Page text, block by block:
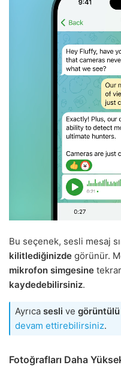
Bu seçenek, sesli mesaj
kilitlediğinizde görünür.
mikrofon simgesine
kaydedebilirsiniz.
Ayrıca sesli ve
devam ettirebilirsiniz.
Fotoğrafları Daha